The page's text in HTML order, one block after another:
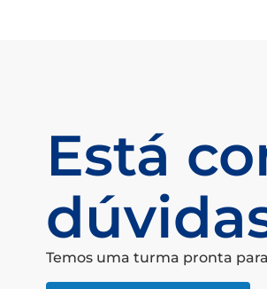
Está
Temos uma turma pronta